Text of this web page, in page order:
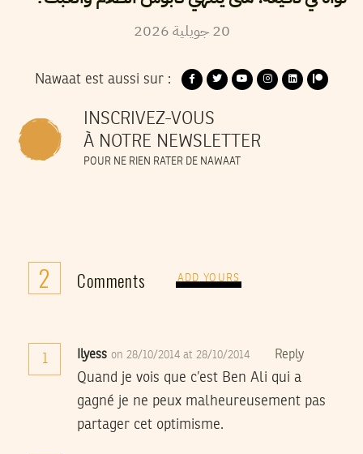
20 جويلية2026
Nawaat est aussi sur :
INSCRIVEZ-VOUS
À NOTRE NEWSLETTER
POUR NE RIEN RATER DE NAWAAT
2 Comments ADD YOURS
Ilyess on 28/10/2014 at 28/10/2014 Reply
Quand je vois que c’est Ben Ali qui a
gagné je ne peux malheureusement pas
partager cet optimisme.